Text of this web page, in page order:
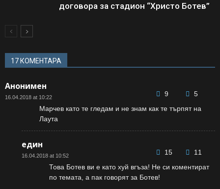
договора за стадион “Христо Ботев”
17 КОМЕНТАРА
Анонимен
16.04.2018 at 10:22 9
5
Марчев като те гледам и не знам как те търпят на
Лаута
един
16.04.2018 at 10:52 15
11
Това Ботев ви е като хуй вгъза! Не си коментират
по темата, а пак говорят за Ботев!